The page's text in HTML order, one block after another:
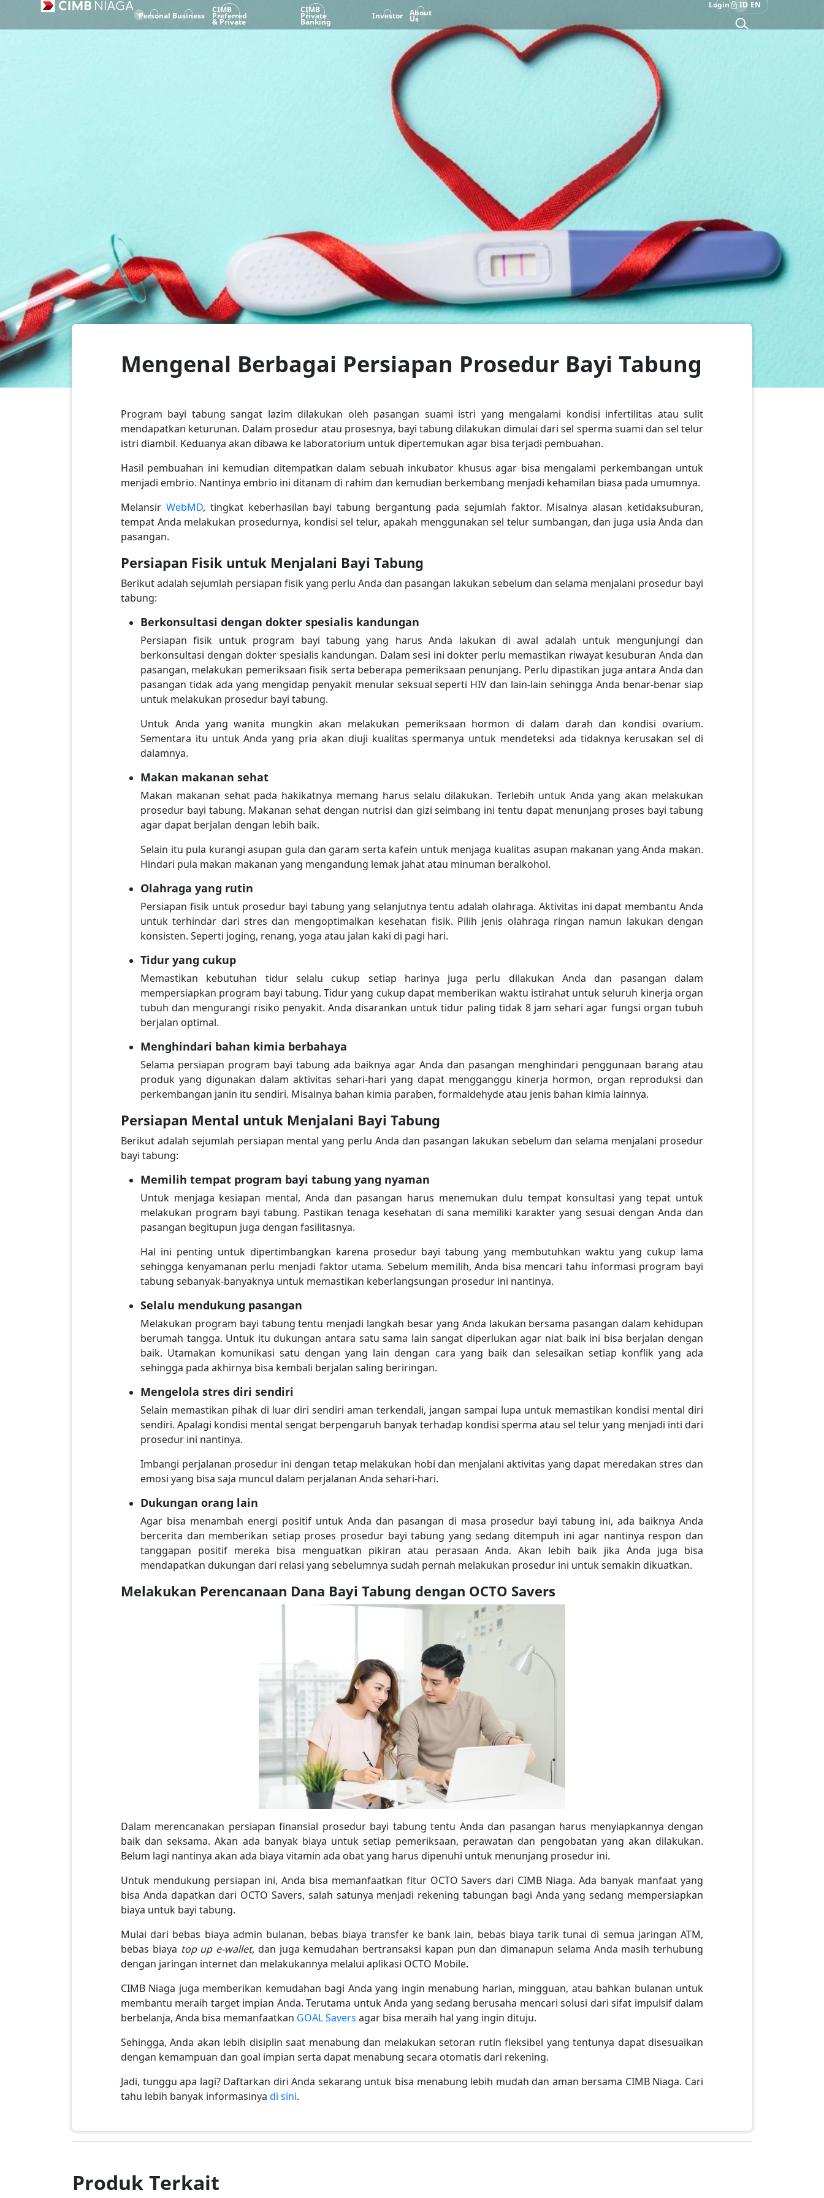
Personal Business
CIMB
Preferred
& Private
CIMB
Private
Banking
Investor About
Us
Login ID EN
Mengenal Berbagai Persiapan Prosedur Bayi Tabung
Program bayi tabung sangat lazim dilakukan oleh pasangan suami istri yang mengalami kondisi infertilitas atau sulit
mendapatkan keturunan. Dalam prosedur atau prosesnya, bayi tabung dilakukan dimulai dari sel sperma suami dan sel telur
istri diambil. Keduanya akan dibawa ke laboratorium untuk dipertemukan agar bisa terjadi pembuahan.
Hasil pembuahan ini kemudian ditempatkan dalam sebuah inkubator khusus agar bisa mengalami perkembangan untuk
menjadi embrio. Nantinya embrio ini ditanam di rahim dan kemudian berkembang menjadi kehamilan biasa pada umumnya.
Melansir WebMD, tingkat keberhasilan bayi tabung bergantung pada sejumlah faktor. Misalnya alasan ketidaksuburan,
tempat Anda melakukan prosedurnya, kondisi sel telur, apakah menggunakan sel telur sumbangan, dan juga usia Anda dan
pasangan.
Persiapan Fisik untuk Menjalani Bayi Tabung
Berikut adalah sejumlah persiapan fisik yang perlu Anda dan pasangan lakukan sebelum dan selama menjalani prosedur bayi
tabung:
Berkonsultasi dengan dokter spesialis kandungan
Persiapan fisik untuk program bayi tabung yang harus Anda lakukan di awal adalah untuk mengunjungi dan
berkonsultasi dengan dokter spesialis kandungan. Dalam sesi ini dokter perlu memastikan riwayat kesuburan Anda dan
pasangan, melakukan pemeriksaan fisik serta beberapa pemeriksaan penunjang. Perlu dipastikan juga antara Anda dan
pasangan tidak ada yang mengidap penyakit menular seksual seperti HIV dan lain-lain sehingga Anda benar-benar siap
untuk melakukan prosedur bayi tabung.
Untuk Anda yang wanita mungkin akan melakukan pemeriksaan hormon di dalam darah dan kondisi ovarium.
Sementara itu untuk Anda yang pria akan diuji kualitas spermanya untuk mendeteksi ada tidaknya kerusakan sel di
dalamnya.
Makan makanan sehat
Makan makanan sehat pada hakikatnya memang harus selalu dilakukan. Terlebih untuk Anda yang akan melakukan
prosedur bayi tabung. Makanan sehat dengan nutrisi dan gizi seimbang ini tentu dapat menunjang proses bayi tabung
agar dapat berjalan dengan lebih baik.
Selain itu pula kurangi asupan gula dan garam serta kafein untuk menjaga kualitas asupan makanan yang Anda makan.
Hindari pula makan makanan yang mengandung lemak jahat atau minuman beralkohol.
Olahraga yang rutin
Persiapan fisik untuk prosedur bayi tabung yang selanjutnya tentu adalah olahraga. Aktivitas ini dapat membantu Anda
untuk terhindar dari stres dan mengoptimalkan kesehatan fisik. Pilih jenis olahraga ringan namun lakukan dengan
konsisten. Seperti joging, renang, yoga atau jalan kaki di pagi hari.
Tidur yang cukup
Memastikan kebutuhan tidur selalu cukup setiap harinya juga perlu dilakukan Anda dan pasangan dalam
mempersiapkan program bayi tabung. Tidur yang cukup dapat memberikan waktu istirahat untuk seluruh kinerja organ
tubuh dan mengurangi risiko penyakit. Anda disarankan untuk tidur paling tidak 8 jam sehari agar fungsi organ tubuh
berjalan optimal.
Menghindari bahan kimia berbahaya
Selama persiapan program bayi tabung ada baiknya agar Anda dan pasangan menghindari penggunaan barang atau
produk yang digunakan dalam aktivitas sehari-hari yang dapat mengganggu kinerja hormon, organ reproduksi dan
perkembangan janin itu sendiri. Misalnya bahan kimia paraben, formaldehyde atau jenis bahan kimia lainnya.
Persiapan Mental untuk Menjalani Bayi Tabung
Berikut adalah sejumlah persiapan mental yang perlu Anda dan pasangan lakukan sebelum dan selama menjalani prosedur
bayi tabung:
Memilih tempat program bayi tabung yang nyaman
Untuk menjaga kesiapan mental, Anda dan pasangan harus menemukan dulu tempat konsultasi yang tepat untuk
melakukan program bayi tabung. Pastikan tenaga kesehatan di sana memiliki karakter yang sesuai dengan Anda dan
pasangan begitupun juga dengan fasilitasnya.
Hal ini penting untuk dipertimbangkan karena prosedur bayi tabung yang membutuhkan waktu yang cukup lama
sehingga kenyamanan perlu menjadi faktor utama. Sebelum memilih, Anda bisa mencari tahu informasi program bayi
tabung sebanyak-banyaknya untuk memastikan keberlangsungan prosedur ini nantinya.
Selalu mendukung pasangan
Melakukan program bayi tabung tentu menjadi langkah besar yang Anda lakukan bersama pasangan dalam kehidupan
berumah tangga. Untuk itu dukungan antara satu sama lain sangat diperlukan agar niat baik ini bisa berjalan dengan
baik. Utamakan komunikasi satu dengan yang lain dengan cara yang baik dan selesaikan setiap konflik yang ada
sehingga pada akhirnya bisa kembali berjalan saling beriringan.
Mengelola stres diri sendiri
Selain memastikan pihak di luar diri sendiri aman terkendali, jangan sampai lupa untuk memastikan kondisi mental diri
sendiri. Apalagi kondisi mental sengat berpengaruh banyak terhadap kondisi sperma atau sel telur yang menjadi inti dari
prosedur ini nantinya.
Imbangi perjalanan prosedur ini dengan tetap melakukan hobi dan menjalani aktivitas yang dapat meredakan stres dan
emosi yang bisa saja muncul dalam perjalanan Anda sehari-hari.
Dukungan orang lain
Agar bisa menambah energi positif untuk Anda dan pasangan di masa prosedur bayi tabung ini, ada baiknya Anda
bercerita dan memberikan setiap proses prosedur bayi tabung yang sedang ditempuh ini agar nantinya respon dan
tanggapan positif mereka bisa menguatkan pikiran atau perasaan Anda. Akan lebih baik jika Anda juga bisa
mendapatkan dukungan dari relasi yang sebelumnya sudah pernah melakukan prosedur ini untuk semakin dikuatkan.
Melakukan Perencanaan Dana Bayi Tabung dengan OCTO Savers
Dalam merencanakan persiapan finansial prosedur bayi tabung tentu Anda dan pasangan harus menyiapkannya dengan
baik dan seksama. Akan ada banyak biaya untuk setiap pemeriksaan, perawatan dan pengobatan yang akan dilakukan.
Belum lagi nantinya akan ada biaya vitamin ada obat yang harus dipenuhi untuk menunjang prosedur ini.
Untuk mendukung persiapan ini, Anda bisa memanfaatkan fitur OCTO Savers dari CIMB Niaga. Ada banyak manfaat yang
bisa Anda dapatkan dari OCTO Savers, salah satunya menjadi rekening tabungan bagi Anda yang sedang mempersiapkan
biaya untuk bayi tabung.
Mulai dari bebas biaya admin bulanan, bebas biaya transfer ke bank lain, bebas biaya tarik tunai di semua jaringan ATM,
bebas biaya top up e-wallet, dan juga kemudahan bertransaksi kapan pun dan dimanapun selama Anda masih terhubung
dengan jaringan internet dan melakukannya melalui aplikasi OCTO Mobile.
CIMB Niaga juga memberikan kemudahan bagi Anda yang ingin menabung harian, mingguan, atau bahkan bulanan untuk
membantu meraih target impian Anda. Terutama untuk Anda yang sedang berusaha mencari solusi dari sifat impulsif dalam
berbelanja, Anda bisa memanfaatkan GOAL Savers agar bisa meraih hal yang ingin dituju.
Sehingga, Anda akan lebih disiplin saat menabung dan melakukan setoran rutin fleksibel yang tentunya dapat disesuaikan
dengan kemampuan dan goal impian serta dapat menabung secara otomatis dari rekening.
Jadi, tunggu apa lagi? Daftarkan diri Anda sekarang untuk bisa menabung lebih mudah dan aman bersama CIMB Niaga. Cari
tahu lebih banyak informasinya di sini.
Produk Terkait